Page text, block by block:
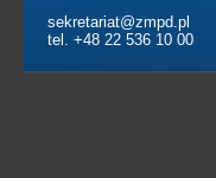
sekretariat@zmpd.pl
tel. +48 22 536 10 00